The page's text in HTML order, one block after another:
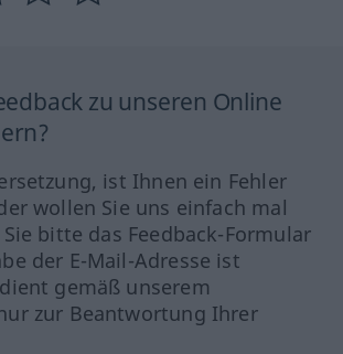
zu unseren Online
ist Ihnen ein Fehler
wollen Sie uns einfach mal
bitte das Feedback-Formular
der E-Mail-Adresse ist
gemäß unserem
zur Beantwortung Ihrer